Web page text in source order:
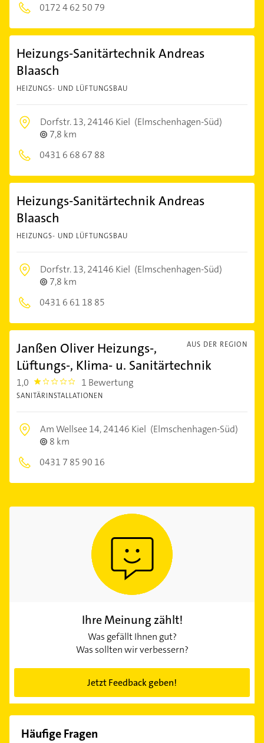
0172 4 62 50 79
Heizungs-Sanitärtechnik Andreas
Blaasch
HEIZUNGS- UND LÜFTUNGSBAU
Dorfstr. 13,24146 Kiel (Elmschenhagen-Süd)
7,8 km
0431 6 68 67 88
Heizungs-Sanitärtechnik Andreas
Blaasch
HEIZUNGS- UND LÜFTUNGSBAU
Dorfstr. 13,24146 Kiel (Elmschenhagen-Süd)
7,8 km
0431 6 61 18 85
AUS DER REGION
Janßen Oliver Heizungs-,
Lüftungs-, Klima- u. Sanitärtechnik
1,0 1.0 1 Bewertung
SANITÄRINSTALLATIONEN
Am Wellsee 14,24146 Kiel (Elmschenhagen-Süd)
8 km
0431 7 85 90 16
Ihre Meinung zählt!
Was gefällt Ihnen gut?
Was sollten wir verbessern?
Jetzt Feedback geben!
Häufige Fragen